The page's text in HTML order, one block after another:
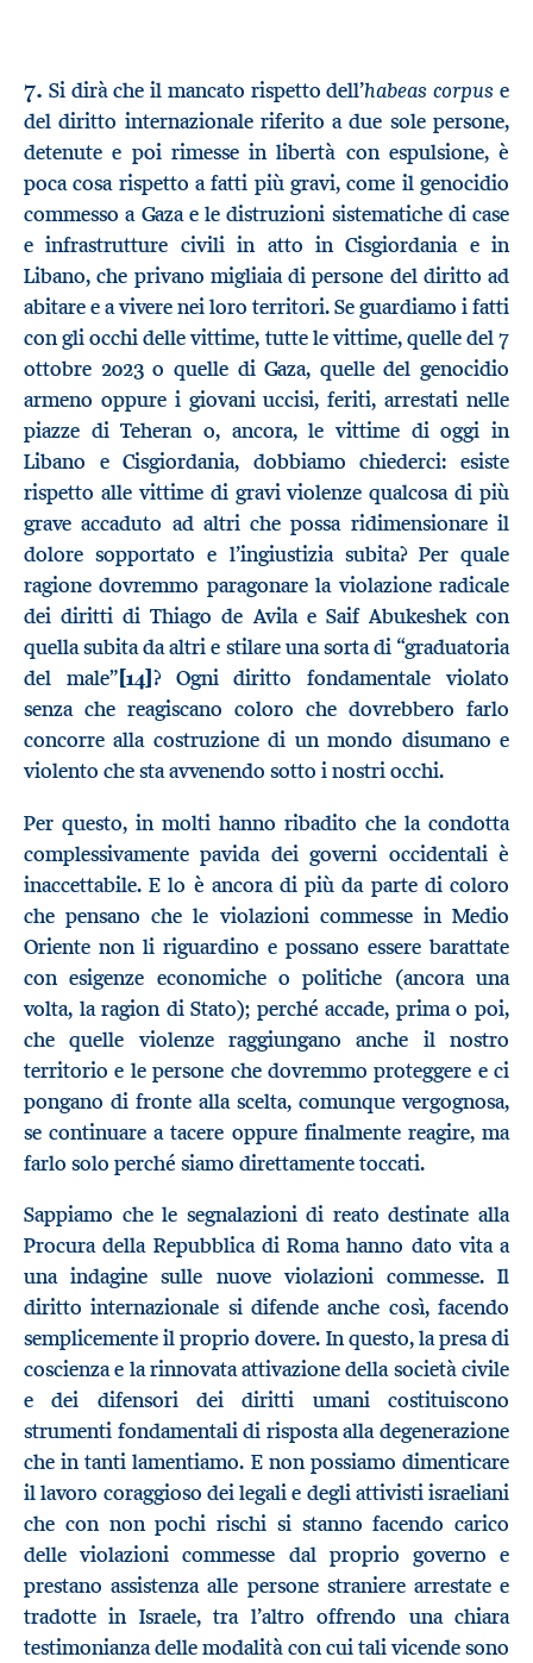
7. Si dirà che il mancato rispetto dell’habeas corpus e
del diritto internazionale riferito a due sole persone,
detenute e poi rimesse in libertà con espulsione, è
poca cosa rispetto a fatti più gravi, come il genocidio
commesso a Gaza e le distruzioni sistematiche di case
e infrastrutture civili in atto in Cisgiordania e in
Libano, che privano migliaia di persone del diritto ad
abitare e a vivere nei loro territori. Se guardiamo i fatti
con gli occhi delle vittime, tutte le vittime, quelle del 7
ottobre 2023 o quelle di Gaza, quelle del genocidio
armeno oppure i giovani uccisi, feriti, arrestati nelle
piazze di Teheran o, ancora, le vittime di oggi in
Libano e Cisgiordania, dobbiamo chiederci: esiste
rispetto alle vittime di gravi violenze qualcosa di più
grave accaduto ad altri che possa ridimensionare il
dolore sopportato e l’ingiustizia subita? Per quale
ragione dovremmo paragonare la violazione radicale
dei diritti di Thiago de Avila e Saif Abukeshek con
quella subita da altri e stilare una sorta di “graduatoria
del male”[14]? Ogni diritto fondamentale violato
senza che reagiscano coloro che dovrebbero farlo
concorre alla costruzione di un mondo disumano e
violento che sta avvenendo sotto i nostri occhi.
Per questo, in molti hanno ribadito che la condotta
complessivamente pavida dei governi occidentali è
inaccettabile. E lo è ancora di più da parte di coloro
che pensano che le violazioni commesse in Medio
Oriente non li riguardino e possano essere barattate
con esigenze economiche o politiche (ancora una
volta, la ragion di Stato); perché accade, prima o poi,
che quelle violenze raggiungano anche il nostro
territorio e le persone che dovremmo proteggere e ci
pongano di fronte alla scelta, comunque vergognosa,
se continuare a tacere oppure finalmente reagire, ma
farlo solo perché siamo direttamente toccati.
Sappiamo che le segnalazioni di reato destinate alla
Procura della Repubblica di Roma hanno dato vita a
una indagine sulle nuove violazioni commesse. Il
diritto internazionale si difende anche così, facendo
semplicemente il proprio dovere. In questo, la presa di
coscienza e la rinnovata attivazione della società civile
e dei difensori dei diritti umani costituiscono
strumenti fondamentali di risposta alla degenerazione
che in tanti lamentiamo. E non possiamo dimenticare
il lavoro coraggioso dei legali e degli attivisti israeliani
che con non pochi rischi si stanno facendo carico
delle violazioni commesse dal proprio governo e
prestano assistenza alle persone straniere arrestate e
tradotte in Israele, tra l’altro offrendo una chiara
testimonianza delle modalità con cui tali vicende sono